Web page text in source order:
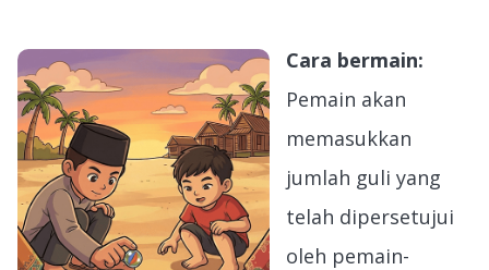
Cara bermain:
Pemain akan
memasukkan
jumlah guli yang
telah dipersetujui
oleh pemain-